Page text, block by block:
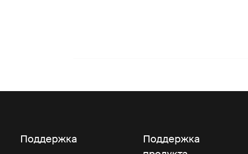
Поддержка
Поддержка